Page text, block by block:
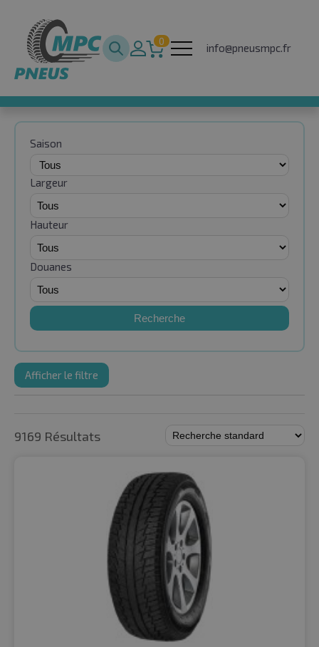
0
info@pneusmpc.fr
Saison
Largeur
Hauteur
Douanes
Recherche
Afficher le filtre
9169 Résultats